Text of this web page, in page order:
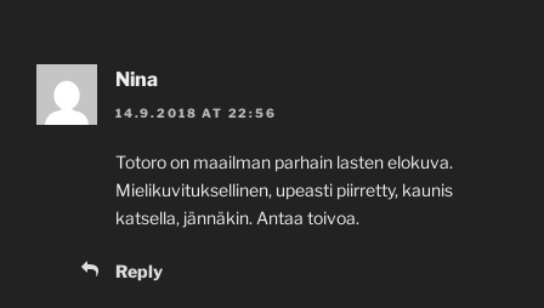
Nina
14.9.2018 AT 22:56
Totoro on maailman parhain lasten elokuva.
Mielikuvituksellinen, upeasti piirretty, kaunis
katsella, jännäkin. Antaa toivoa.
Reply